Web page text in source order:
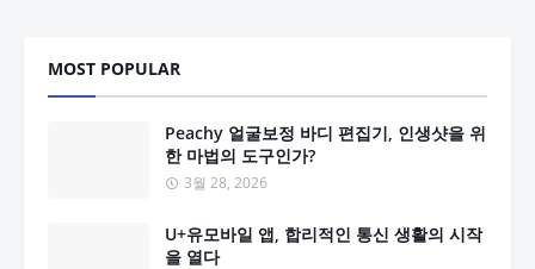
MOST POPULAR
Peachy 얼굴보정 바디 편집기, 인생샷을 위
한 마법의 도구인가?
3월 28, 2026
U+유모바일 앱, 합리적인 통신 생활의 시작
을 열다